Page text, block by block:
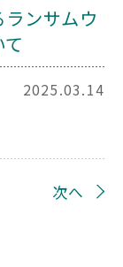
ンサムウ
2025.03.14
次へ